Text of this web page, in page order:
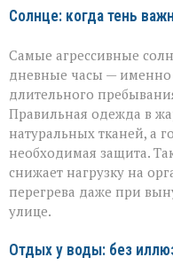
Солнце: когда тень
Самые агрессивные
дневные часы — именно
длительного
Правильная одежда в
натуральных тканей, а
необходимая защита.
снижает нагрузку на
перегрева даже при
улице.
Отдых у воды: без